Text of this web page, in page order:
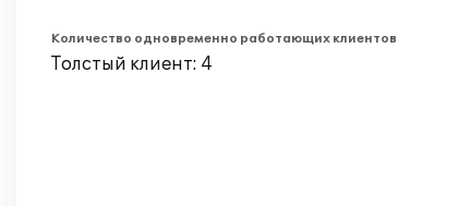
Количество одновременно работающих клиентов
Толстый клиент: 4